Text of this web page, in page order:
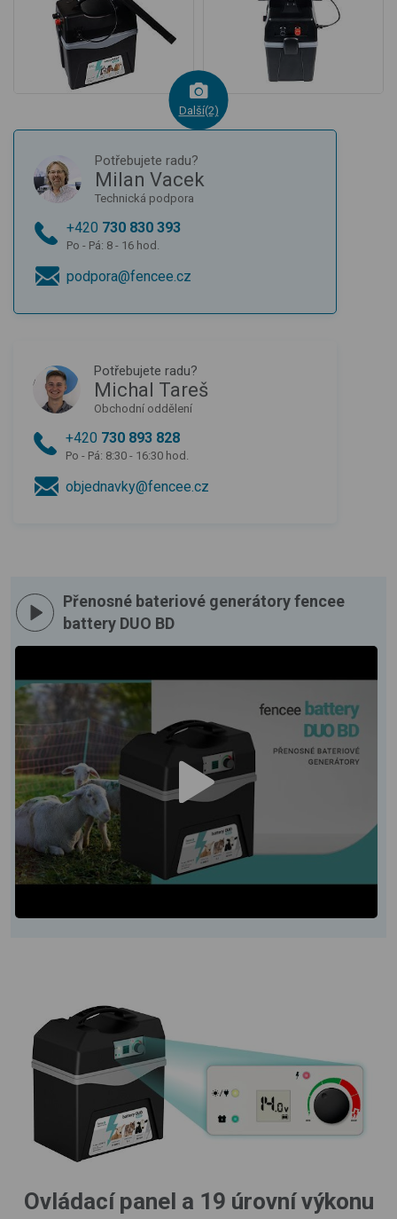
Další(2)
Potřebujete radu?
Milan Vacek
Technická podpora
+420 730 830 393
Po - Pá: 8 - 16 hod.
podpora@fencee.cz
Potřebujete radu?
Michal Tareš
Obchodní oddělení
+420 730 893 828
Po - Pá: 8:30 - 16:30 hod.
objednavky@fencee.cz
Přenosné bateriové generátory fencee
battery DUO BD
Ovládací panel a 19 úrovní výkonu